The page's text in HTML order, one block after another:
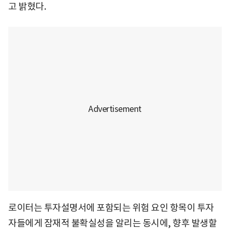
고 밝혔다.
로이터는 투자설명서에 포함되는 위험 요인 항목이 투자
자들에게 잠재적 불확실성을 알리는 동시에, 향후 발생할